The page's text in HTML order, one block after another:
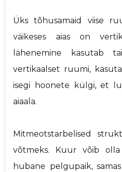
Üks tõhusamaid viise
väikeses aias on
lähenemine kasutab
vertikaalset ruumi,
isegi hoonete külgi, et
aiaala.
Mitmeotstarbelised
võtmeks. Kuur võib
hubane pelgupaik,